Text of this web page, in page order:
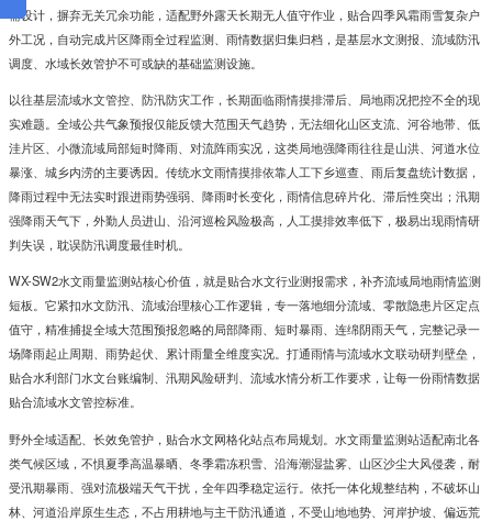
需设计，摒弃无关冗余功能，适配野外露天长期无人值守作业，贴合四季风霜雨雪复杂户
外工况，自动完成片区降雨全过程监测、雨情数据归集归档，是基层水文测报、流域防汛
调度、水域长效管护不可或缺的基础监测设施。
以往基层流域水文管控、防汛防灾工作，长期面临雨情摸排滞后、局地雨况把控不全的现
实难题。全域公共气象预报仅能反馈大范围天气趋势，无法细化山区支流、河谷地带、低
洼片区、小微流域局部短时降雨、对流阵雨实况，这类局地强降雨往往是山洪、河道水位
暴涨、城乡内涝的主要诱因。传统水文雨情摸排依靠人工下乡巡查、雨后复盘统计数据，
降雨过程中无法实时跟进雨势强弱、降雨时长变化，雨情信息碎片化、滞后性突出；汛期
强降雨天气下，外勤人员进山、沿河巡检风险极高，人工摸排效率低下，极易出现雨情研
判失误，耽误防汛调度最佳时机。
WX-SW2水文雨量监测站核心价值，就是贴合水文行业测报需求，补齐流域局地雨情监测
短板。它紧扣水文防汛、流域治理核心工作逻辑，专一落地细分流域、零散隐患片区定点
值守，精准捕捉全域大范围预报忽略的局部降雨、短时暴雨、连绵阴雨天气，完整记录一
场降雨起止周期、雨势起伏、累计雨量全维度实况。打通雨情与流域水文联动研判壁垒，
贴合水利部门水文台账编制、汛期风险研判、流域水情分析工作要求，让每一份雨情数据
贴合流域水文管控标准。
野外全域适配、长效免管护，贴合水文网格化站点布局规划。水文雨量监测站适配南北各
类气候区域，不惧夏季高温暴晒、冬季霜冻积雪、沿海潮湿盐雾、山区沙尘大风侵袭，耐
受汛期暴雨、强对流极端天气干扰，全年四季稳定运行。依托一体化规整结构，不破坏山
林、河道沿岸原生生态，不占用耕地与主干防汛通道，不受山地地势、河岸护坡、偏远荒